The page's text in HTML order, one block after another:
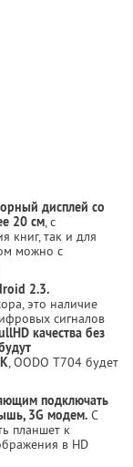
дисплей со
20 см, с
книг, так и для
можно с
2.3.
это наличие
сигналов
качества без
, OODO T704 будет
подключать
3G модем. С
планшет к
в HD